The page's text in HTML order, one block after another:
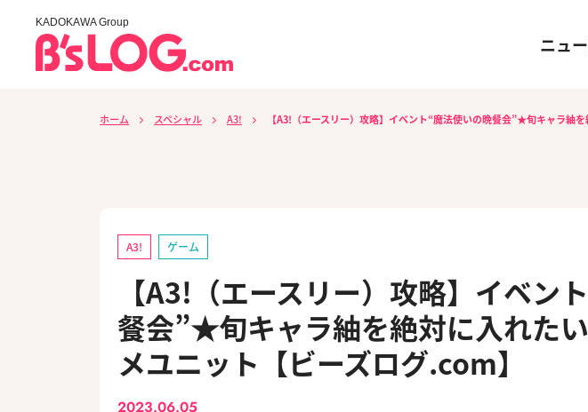
KADOKAWA Group
ニュ
ホーム スペシャル A3! 【A3!（エースリー）攻略】イベント“魔法使いの晩餐会”★旬キャラ紬
A3! ゲーム
【A3!（エースリー）攻略】イベン
餐会”★旬キャラ紬を絶対に入れた
メユニット【ビーズログ.com】
2023.06.05